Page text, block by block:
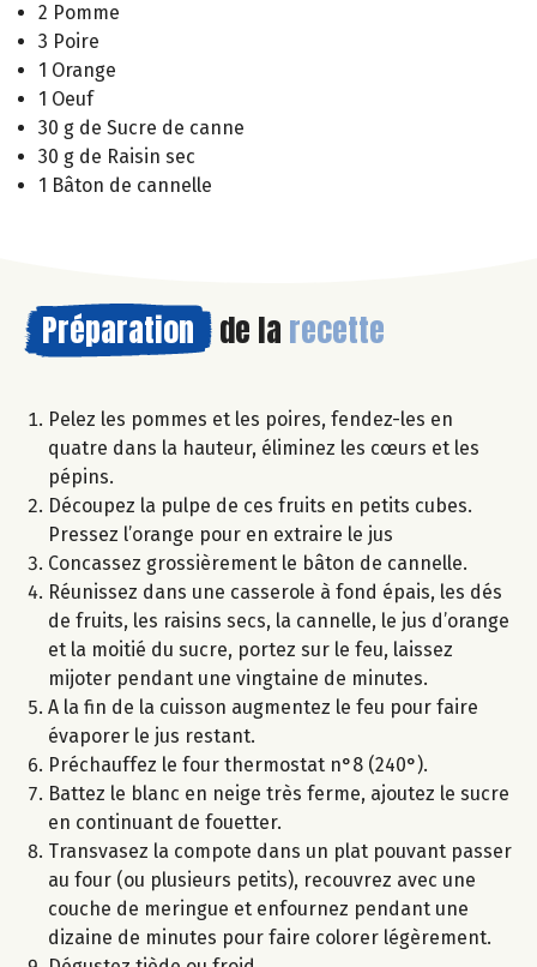
2 Pomme
3 Poire
1 Orange
1 Oeuf
30 g de Sucre de canne
30 g de Raisin sec
1 Bâton de cannelle
Préparation de la recette
Pelez les pommes et les poires, fendez-les en
quatre dans la hauteur, éliminez les cœurs et les
pépins.
Découpez la pulpe de ces fruits en petits cubes.
Pressez l’orange pour en extraire le jus
Concassez grossièrement le bâton de cannelle.
Réunissez dans une casserole à fond épais, les dés
de fruits, les raisins secs, la cannelle, le jus d’orange
et la moitié du sucre, portez sur le feu, laissez
mijoter pendant une vingtaine de minutes.
A la fin de la cuisson augmentez le feu pour faire
évaporer le jus restant.
Préchauffez le four thermostat n°8 (240°).
Battez le blanc en neige très ferme, ajoutez le sucre
en continuant de fouetter.
Transvasez la compote dans un plat pouvant passer
au four (ou plusieurs petits), recouvrez avec une
couche de meringue et enfournez pendant une
dizaine de minutes pour faire colorer légèrement.